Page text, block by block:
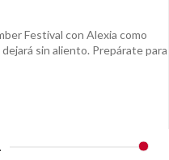
Festival con Alexia como
sin aliento. Prepárate para